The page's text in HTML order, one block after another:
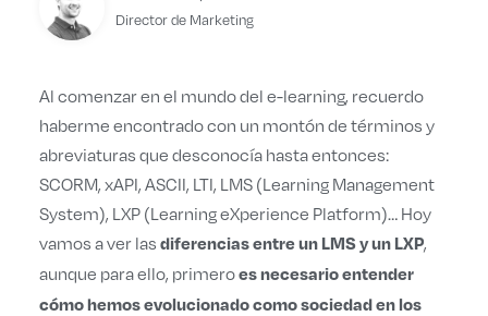
Director de Marketing
Al comenzar en el mundo del e-learning, recuerdo
haberme encontrado con un montón de términos y
abreviaturas que desconocía hasta entonces:
SCORM, xAPI, ASCII, LTI, LMS (Learning Management
System), LXP (Learning eXperience Platform)… Hoy
vamos a ver lasdiferencias entre un LMS y un LXP,
aunque para ello, primeroes necesario entender
cómo hemos evolucionado como sociedad en los